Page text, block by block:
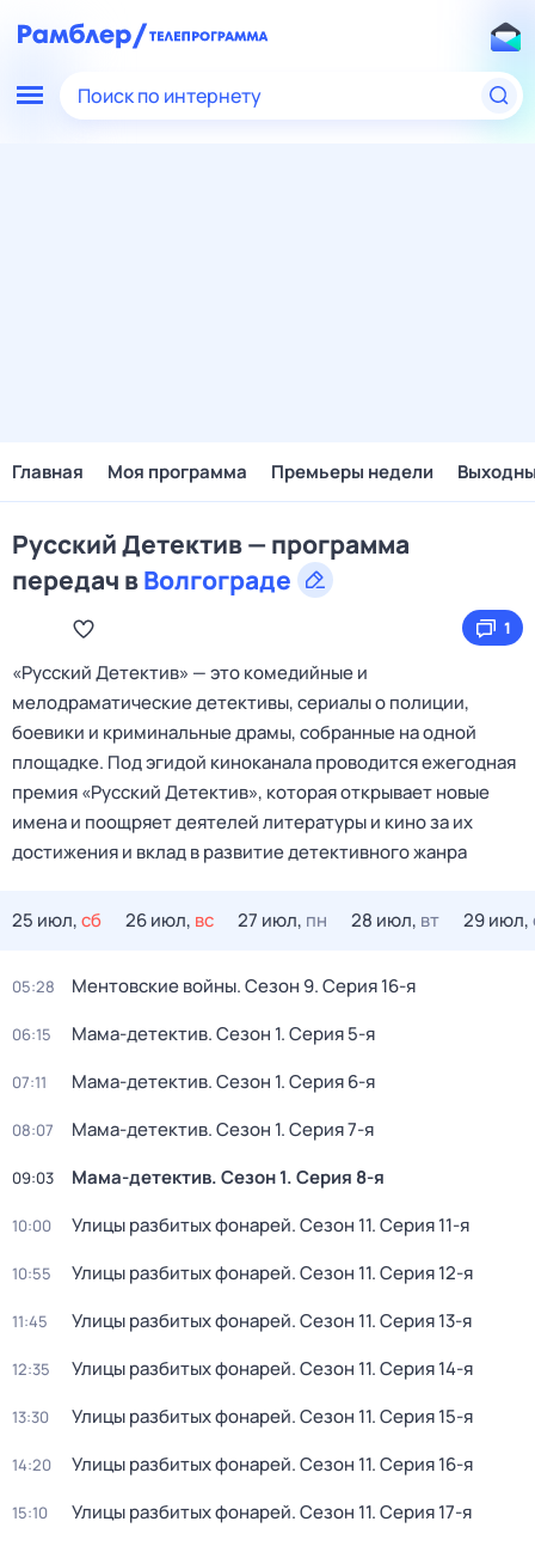
Поиск по интернету
Главная Моя программа Премьеры недели
Русский Детектив — программа
передач вВолгограде
1
«Русский Детектив» — это комедийные и
мелодраматические детективы, сериалы о полиции,
боевики и криминальные драмы, собранные на одной
площадке. Под эгидой киноканала проводится ежегодная
премия «Русский Детектив», которая открывает новые
имена и поощряет деятелей литературы и кино за их
достижения и вклад в развитие детективного жанра
25 июл,сб 26 июл, вс 27 июл, пн 28 июл, вт 29 июл,
05:28 Ментовские войны. Сезон 9. Серия 16-я
06:15 Мама-детектив. Сезон 1. Серия 5-я
07:11 Мама-детектив. Сезон 1. Серия 6-я
08:07 Мама-детектив. Сезон 1. Серия 7-я
09:03 Мама-детектив. Сезон 1. Серия 8-я
10:00 Улицы разбитых фонарей. Сезон 11. Серия 11-я
10:55 Улицы разбитых фонарей. Сезон 11. Серия 12-я
11:45 Улицы разбитых фонарей. Сезон 11. Серия 13-я
12:35 Улицы разбитых фонарей. Сезон 11. Серия 14-я
13:30 Улицы разбитых фонарей. Сезон 11. Серия 15-я
14:20 Улицы разбитых фонарей. Сезон 11. Серия 16-я
15:10 Улицы разбитых фонарей. Сезон 11. Серия 17-я